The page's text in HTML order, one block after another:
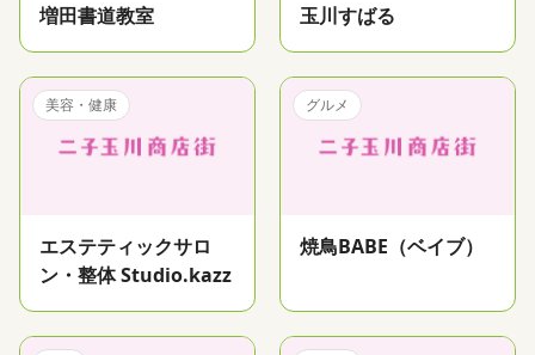
増田書道教室 玉川すばる
美容・健康
エステティックサロ
ン・整体 Studio.kazz
グルメ
焼鳥BABE（ベイブ）